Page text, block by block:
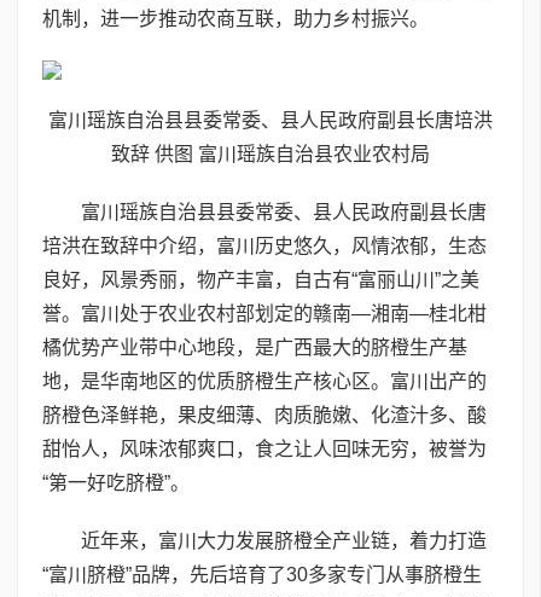
机制，进一步推动农商互联，助力乡村振兴。
富川瑶族自治县县委常委、县人民政府副县长唐培洪
致辞 供图 富川瑶族自治县农业农村局
富川瑶族自治县县委常委、县人民政府副县长唐
培洪在致辞中介绍，富川历史悠久，风情浓郁，生态
良好，风景秀丽，物产丰富，自古有“富丽山川”之美
誉。富川处于农业农村部划定的赣南—湘南—桂北柑
橘优势产业带中心地段，是广西最大的脐橙生产基
地，是华南地区的优质脐橙生产核心区。富川出产的
脐橙色泽鲜艳，果皮细薄、肉质脆嫩、化渣汁多、酸
甜怡人，风味浓郁爽口，食之让人回味无穷，被誉为
“第一好吃脐橙”。
近年来，富川大力发展脐橙全产业链，着力打造
“富川脐橙”品牌，先后培育了30多家专门从事脐橙生